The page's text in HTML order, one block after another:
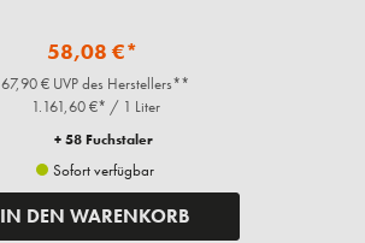
58,08 €*
67,90 € UVP des Herstellers**
1.161,60 €* / 1 Liter
+ 58 Fuchstaler
Sofort verfügbar
IN DEN WARENKORB